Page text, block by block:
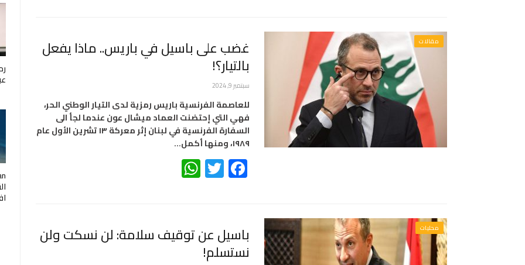
مقالات غضب على باسيل في باريس.. ماذا يفعل
بالتيار؟!
سبتمبر 9, 2024
للعاصمة الفرنسية باريس رمزية لدى التيار الوطني الحر،
فهي التي إحتضنت العماد ميشال عون عندما لجأ الى
السفارة الفرنسية في لبنان إثر معركة ١٣ تشرين الأول عام
١٩٨٩، ومنها أكمل…
Facebook
Twitter
محليات باسيل عن توقيف سلامة: لن نسكت ولن
نستسلم!